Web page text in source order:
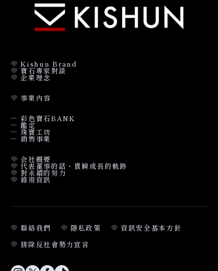
Kishun Brand
寶石專家對談
企業理念
事業內容
彩色寶石BANK
鑑定
珠寶工坊
銷售事業
会社概要
代表董事的話・貴瞬成長的軌跡
對永續的努力
錄用資訊
聯絡我們 隱私政策
資訊安全基本方針
排除反社會勢力宣言